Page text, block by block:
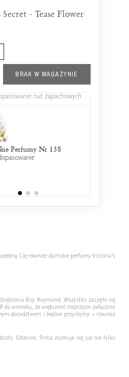
Giò
- Tease Flower
BRAK W MAGAZYNIE
nut zapachowych
Perfumy Nr 138
Cię również damskie perfumy Victoria’s
Roy Raymond. Wszystko zaczęło się
wniosku, że większość mężczyzn (włącznie
doradztwem i będzie przychylny – również
Obecnie, firma zajmuje się już nie tylko